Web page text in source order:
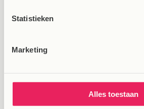
Statistieken
Marketing
Alles toestaan
Ik merk na een paar dagen
hoofd en lijf en veel beter
aanwinst voor je fysieke en